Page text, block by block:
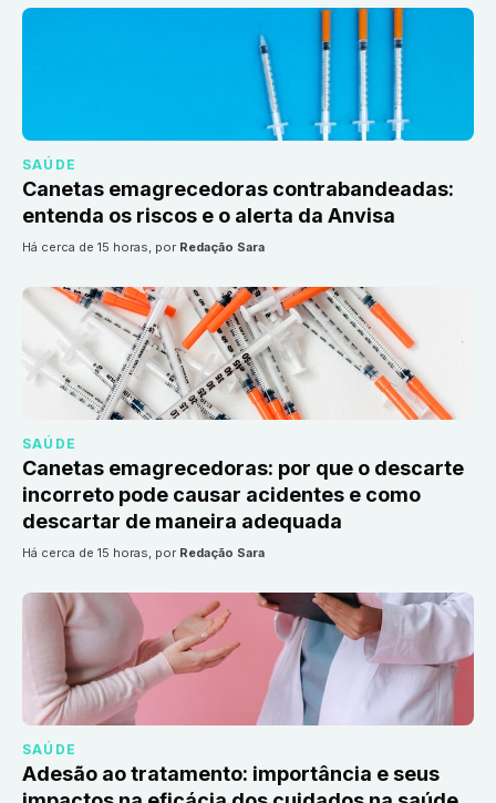
SAÚDE
Canetas emagrecedoras contrabandeadas:
entenda os riscos e o alerta da Anvisa
há cerca de 15 horas, por Redação Sara
SAÚDE
Canetas emagrecedoras: por que o descarte
incorreto pode causar acidentes e como
descartar de maneira adequada
há cerca de 15 horas, por Redação Sara
SAÚDE
Adesão ao tratamento: importância e seus